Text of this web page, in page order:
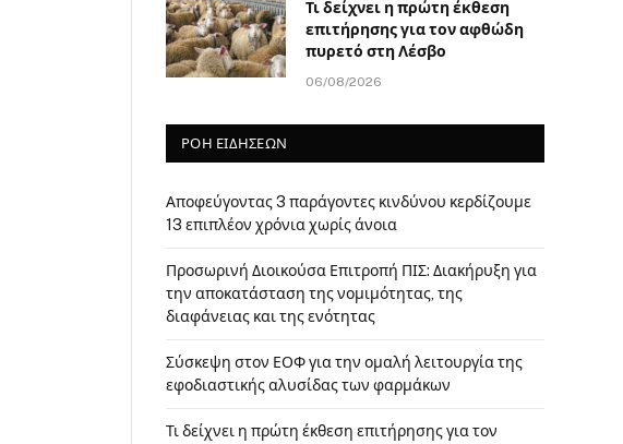
Τι δείχνει η πρώτη έκθεση
επιτήρησης για τον αφθώδη
πυρετό στη Λέσβο
06/08/2026
ΡΟΗ ΕΙΔΗΣΕΩΝ
Αποφεύγοντας 3 παράγοντες κινδύνου κερδίζουμε
13 επιπλέον χρόνια χωρίς άνοια
Προσωρινή Διοικούσα Επιτροπή ΠΙΣ: Διακήρυξη για
την αποκατάσταση της νομιμότητας, της
διαφάνειας και της ενότητας
Σύσκεψη στον ΕΟΦ για την ομαλή λειτουργία της
εφοδιαστικής αλυσίδας των φαρμάκων
Τι δείχνει η πρώτη έκθεση επιτήρησης για τον